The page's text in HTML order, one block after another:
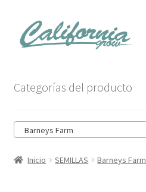
al
contenido
Carrito
Mi cuenta
Categorías del producto
Barneys Farm
Inicio SEMILLAS Barneys Farm